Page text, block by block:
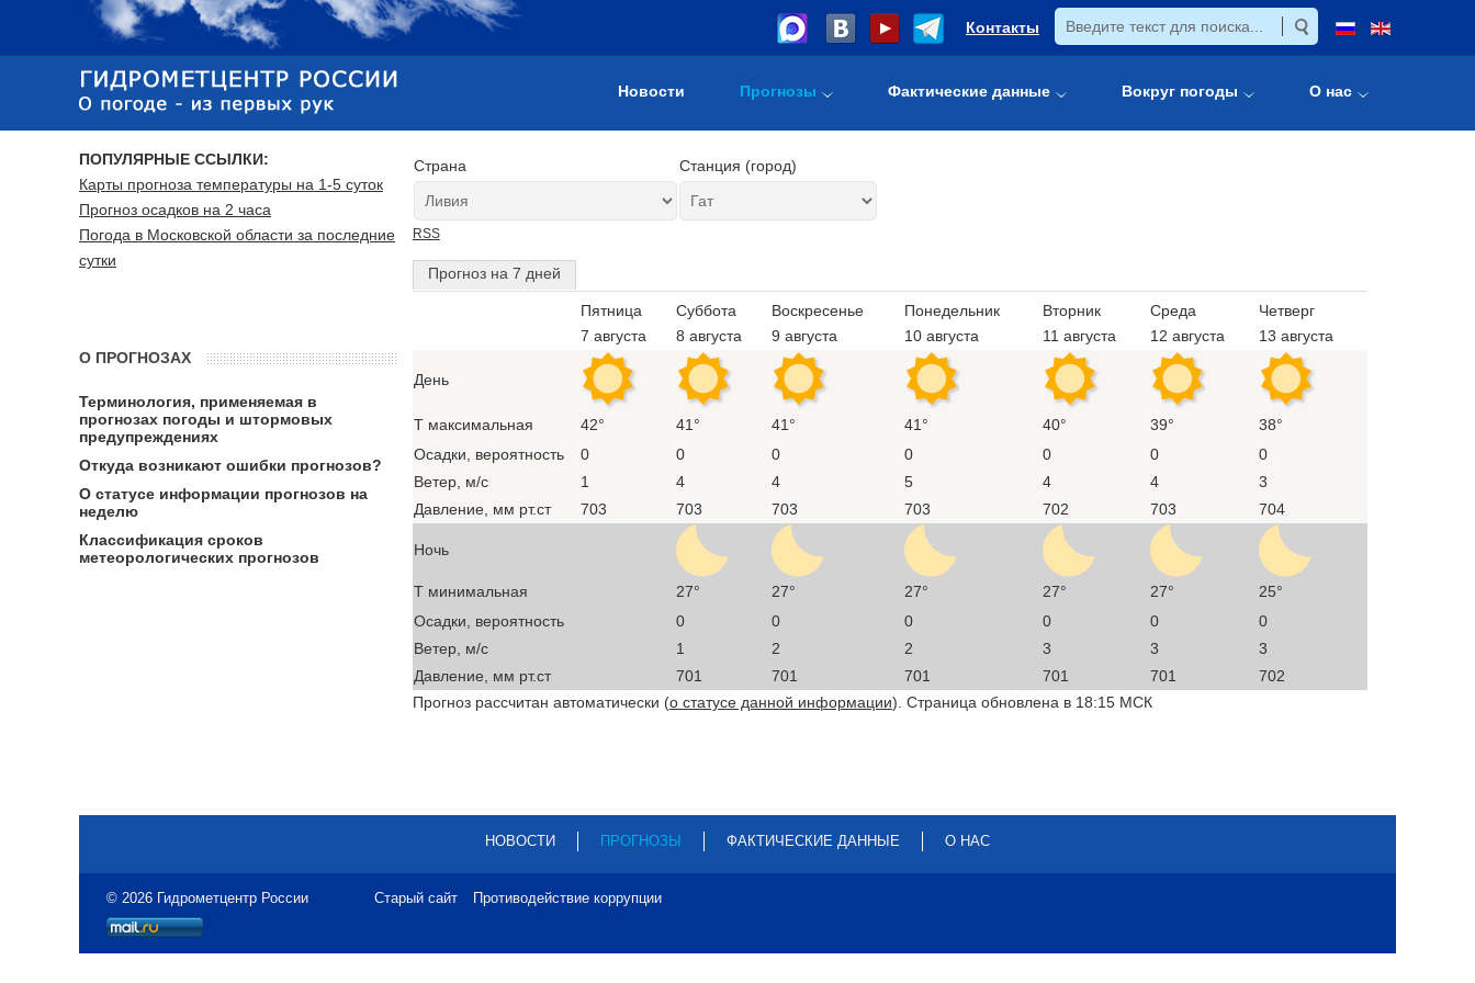
Контакты
Новости Прогнозы Фактические данные Вокруг погоды О нас
Страна Станция (город)
RSS
Прогноз на 7 дней
Пятница
7 августа
Суббота
8 августа
Воскресенье
9 августа
Понедельник
10 августа
Вторник
11 августа
Среда
12 августа
Четверг
13 августа
День
T максимальная 42° 41° 41° 41° 40° 39°
38°
Осадки, вероятность
0 0 0 0 0 0
0
Ветер, м/с
1 4 4 5 4 4
3
Давление, мм рт.ст
703 703 703 703 702 703 704
Ночь
T минимальная 27° 27° 27° 27° 27°
25°
Осадки, вероятность
0 0 0 0 0
0
Ветер, м/с
1 2 2 3 3
3
Давление, мм рт.ст
701 701 701 701 701
702
Прогноз рассчитан автоматически (о статусе данной информации). Страница обновлена в 18:15 МСК
ПОПУЛЯРНЫЕ ССЫЛКИ:
Карты прогноза температуры на 1-5 суток
Прогноз осадков на 2 часа
Погода в Московской области за последние
сутки
О ПРОГНОЗАХ
Терминология, применяемая в
прогнозах погоды и штормовых
предупреждениях
Откуда возникают ошибки прогнозов?
О статусе информации прогнозов на
неделю
Классификация сроков
метеорологических прогнозов
НОВОСТИ ПРОГНОЗЫ ФАКТИЧЕСКИЕ ДАННЫЕ О НАС
© 2026 Гидрометцентр России Старый сайт Противодействие коррупции